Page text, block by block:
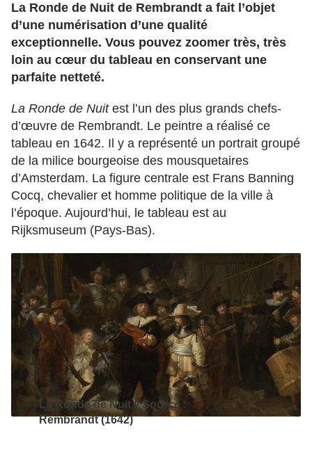
La Ronde de Nuit de Rembrandt a fait l’objet
d’une numérisation d’une qualité
exceptionnelle. Vous pouvez zoomer très, très
loin au cœur du tableau en conservant une
parfaite netteté.
La Ronde de Nuit est l’un des plus grands chefs-
d’œuvre de Rembrandt. Le peintre a réalisé ce
tableau en 1642. Il y a représenté un portrait groupé
de la milice bourgeoise des mousquetaires
d’Amsterdam. La figure centrale est Frans Banning
Cocq, chevalier et homme politique de la ville à
l’époque. Aujourd’hui, le tableau est au
Rijksmuseum (Pays-Bas).
La Ronde de Nuit // Source :
Rembrandt (1642)